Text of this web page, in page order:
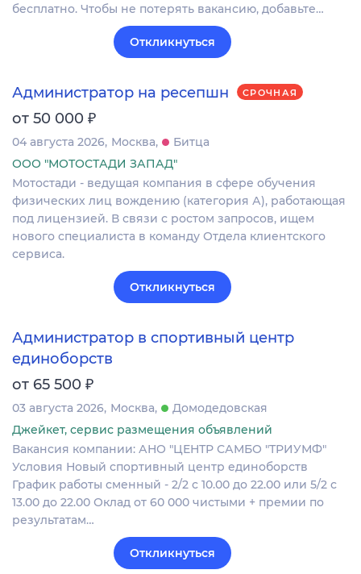
бесплатно. Чтобы не потерять вакансию, добавьте…
Откликнуться
Администратор на ресепшн СРОЧНАЯ
от 50 000 ₽
04 августа 2026 Москва
Битца
ООО "МОТОСТАДИ ЗАПАД"
Мотостади - ведущая компания в сфере обучения
физических лиц вождению (категория А), работающая
под лицензией. В связи с ростом запросов, ищем
нового специалиста в команду Отдела клиентского
сервиса.
Откликнуться
Администратор в спортивный центр
единоборств
от 65 500 ₽
03 августа 2026 Москва
Домодедовская
Джейкет, сервис размещения объявлений
Вакансия компании: АНО "ЦЕНТР САМБО "ТРИУМФ"
Условия Новый спортивный центр единоборств
График работы сменный - 2/2 с 10.00 до 22.00 или 5/2 с
13.00 до 22.00 Оклад от 60 000 чистыми + премии по
результатам…
Откликнуться